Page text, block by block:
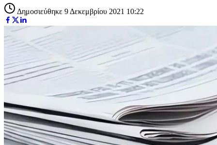
Δημοσιεύθηκε 9 Δεκεμβρίου 2021 10:22